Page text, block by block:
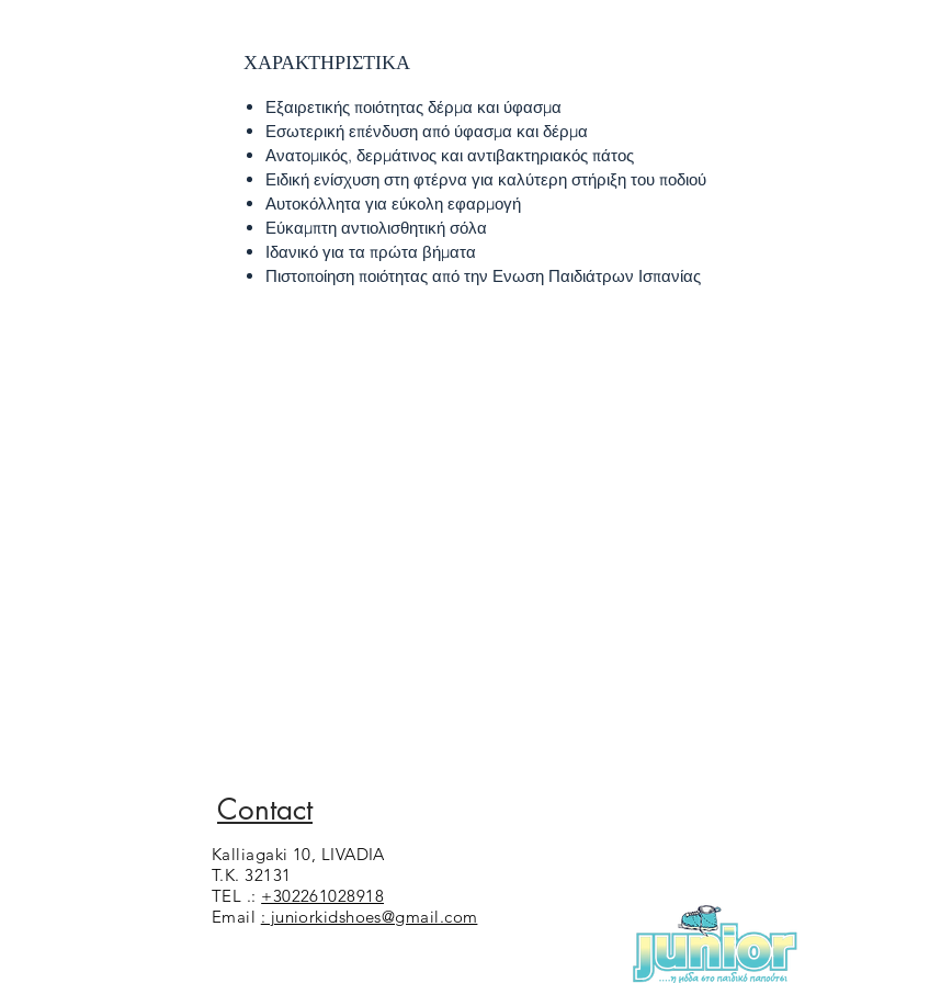
ΧΑΡΑΚΤΗΡΙΣΤΙΚΑ
Εξαιρετικής ποιότητας δέρμα και ύφασμα
Εσωτερική επένδυση από ύφασμα και δέρμα
Ανατομικός, δερμάτινος και αντιβακτηριακός πάτος
Ειδική ενίσχυση στη φτέρνα για καλύτερη στήριξη του ποδιού
Αυτοκόλλητα για εύκολη εφαρμογή
Εύκαμπτη αντιολισθητική σόλα
Ιδανικό για τα πρώτα βήματα
Πιστοποίηση ποιότητας από την Ενωση Παιδιάτρων Ισπανίας
Contact
Kalliagaki 10, LIVADIA
T.K. 32131
TEL .: +302261028918
Email : juniorkidshoes@gmail.com